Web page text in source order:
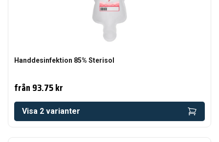
Handdesinfektion 85% Sterisol
från93.75 kr
Visa 2 varianter